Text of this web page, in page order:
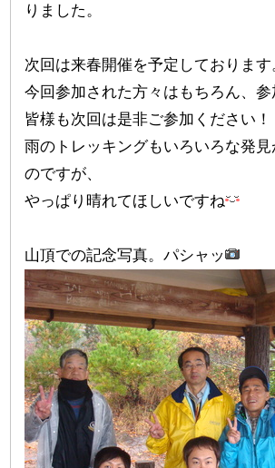
りました。
次回は来春開催を予定しております
今回参加された方々はもちろん、
皆様も次回は是非ご参加ください！
雨のトレッキングもいろいろな発
のですが、
やっぱり晴れてほしいですね
山頂での記念写真。パシャッ